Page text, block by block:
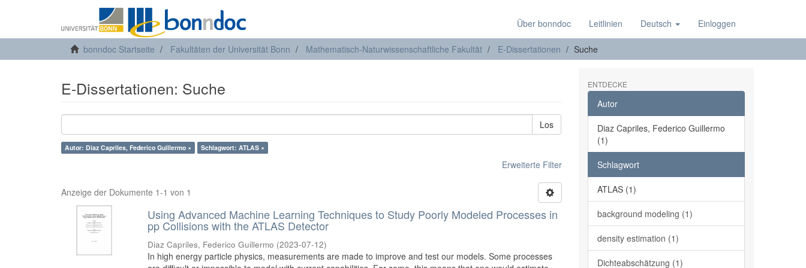
Über bonndoc Leitlinien Deutsch Einloggen
bonndoc Startseite Fakultäten der Universität Bonn Mathematisch-Naturwissenschaftliche Fakultät E-Dissertationen Suche
E-Dissertationen: Suche
Los
Autor: Diaz Capriles, Federico Guillermo × Schlagwort: ATLAS ×
Erweiterte Filter
Anzeige der Dokumente 1-1 von 1
Using Advanced Machine Learning Techniques to Study Poorly Modeled Processes in
pp Collisions with the ATLAS Detector
Diaz Capriles, Federico Guillermo (2023-07-12)
In high energy particle physics, measurements are made to improve and test our models. Some processes
ENTDECKE
Autor
Diaz Capriles, Federico Guillermo
(1)
Schlagwort
ATLAS (1)
background modeling (1)
density estimation (1)
Dichteabschätzung (1)